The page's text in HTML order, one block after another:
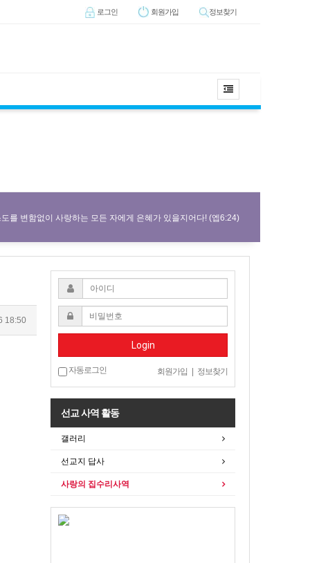
로그인 회원가입 정보찾기
를 변함없이 사랑하는 모든 자에게 은혜가 있을지어다! (엡6:24)
18:50
Login
자동로그인 회원가입 정보찾기
선교 사역 활동
갤러리
선교지 답사
사랑의 집수리사역